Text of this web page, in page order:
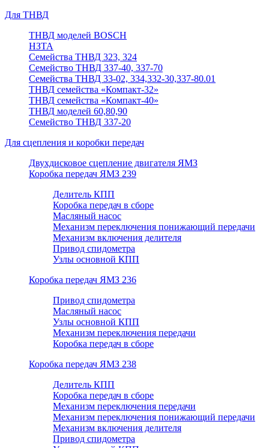
Для ТНВД
ТНВД моделей BOSCH
НЗТА
Семейства ТНВД 323, 324
Семейство ТНВД 337-40, 337-70
Семейства ТНВД 33-02, 334,332-30,337-80.01
ТНВД семейства «Компакт-32»
ТНВД семейства «Компакт-40»
ТНВД моделей 60,80,90
Семейство ТНВД 337-20
Для сцепления и коробки передач
Двухдисковое сцепление двигателя ЯМЗ
Коробка передач ЯМЗ 239
Делитель КПП
Коробка передач в сборе
Масляный насос
Механизм переключения понижающий передачи
Механизм включения делителя
Привод спидометра
Узлы основной КПП
Коробка передач ЯМЗ 236
Привод спидометра
Масляный насос
Узлы основной КПП
Механизм переключения передачи
Коробка передач в сборе
Коробка передач ЯМЗ 238
Делитель КПП
Коробка передач в сборе
Механизм переключения передачи
Механизм переключения понижающий передачи
Механизм включения делителя
Привод спидометра